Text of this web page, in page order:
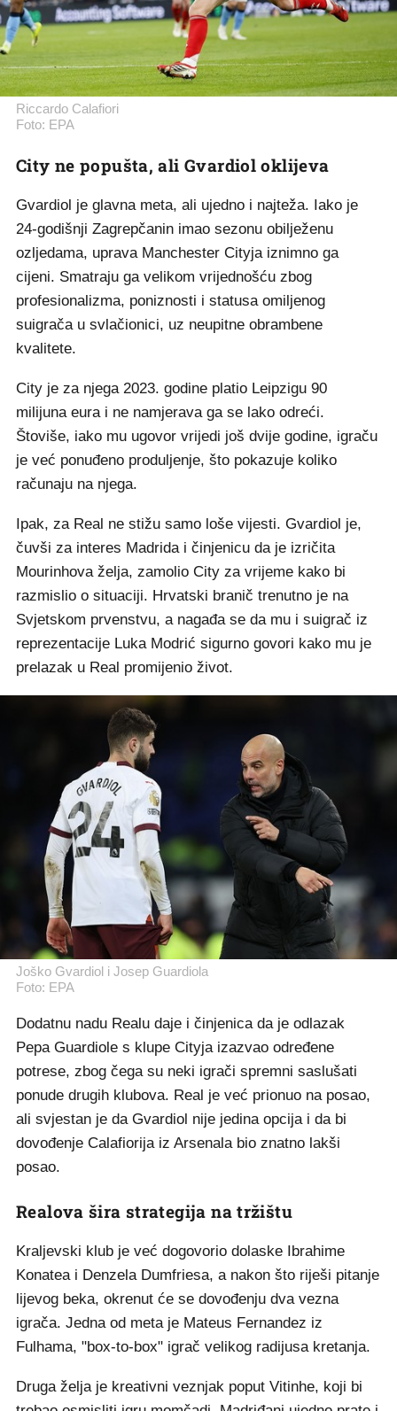
Riccardo Calafiori
Foto: EPA
City ne popušta, ali Gvardiol oklijeva
Gvardiol je glavna meta, ali ujedno i najteža. Iako je
24-godišnji Zagrepčanin imao sezonu obilježenu
ozljedama, uprava Manchester Cityja iznimno ga
cijeni. Smatraju ga velikom vrijednošću zbog
profesionalizma, poniznosti i statusa omiljenog
suigrača u svlačionici, uz neupitne obrambene
kvalitete.
City je za njega 2023. godine platio Leipzigu 90
milijuna eura i ne namjerava ga se lako odreći.
Štoviše, iako mu ugovor vrijedi još dvije godine, igraču
je već ponuđeno produljenje, što pokazuje koliko
računaju na njega.
Ipak, za Real ne stižu samo loše vijesti. Gvardiol je,
čuvši za interes Madrida i činjenicu da je izričita
Mourinhova želja, zamolio City za vrijeme kako bi
razmislio o situaciji. Hrvatski branič trenutno je na
Svjetskom prvenstvu, a nagađa se da mu i suigrač iz
reprezentacije Luka Modrić sigurno govori kako mu je
prelazak u Real promijenio život.
Joško Gvardiol i Josep Guardiola
Foto: EPA
Dodatnu nadu Realu daje i činjenica da je odlazak
Pepa Guardiole s klupe Cityja izazvao određene
potrese, zbog čega su neki igrači spremni saslušati
ponude drugih klubova. Real je već prionuo na posao,
ali svjestan je da Gvardiol nije jedina opcija i da bi
dovođenje Calafiorija iz Arsenala bio znatno lakši
posao.
Realova šira strategija na tržištu
Kraljevski klub je već dogovorio dolaske Ibrahime
Konatea i Denzela Dumfriesa, a nakon što riješi pitanje
lijevog beka, okrenut će se dovođenju dva vezna
igrača. Jedna od meta je Mateus Fernandez iz
Fulhama, "box-to-box" igrač velikog radijusa kretanja.
Druga želja je kreativni veznjak poput Vitinhe, koji bi